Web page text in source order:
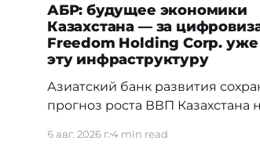
АБР: будущее экономики
Казахстана — за
Freedom Holding Corp. уже
эту инфраструктуру
Азиатский банк развития
прогноз роста ВВП Казахстана
перспективе ключевыми
6 авг. 2026 г.4 min read